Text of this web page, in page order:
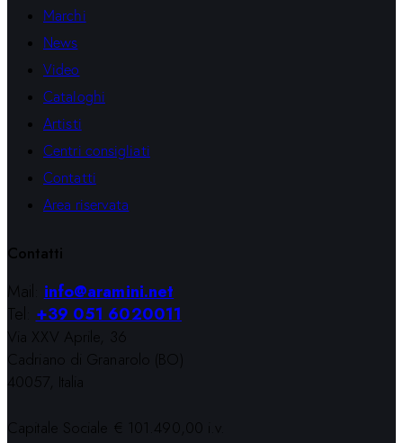
Marchi
News
Video
Cataloghi
Artisti
Centri consigliati
Contatti
Area riservata
Contatti
Mail: info@aramini.net
Tel: +39 051 6020011
Via XXV Aprile, 36
Cadriano di Granarolo (BO)
40057, Italia
Capitale Sociale € 101.490,00 i.v.